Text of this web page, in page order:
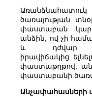
ծառայության
փաստաբան
անձին, ով չի
և դժվար
իրավիճակից
փաստաթղթով,
փաստաբանի
Անչափահասների